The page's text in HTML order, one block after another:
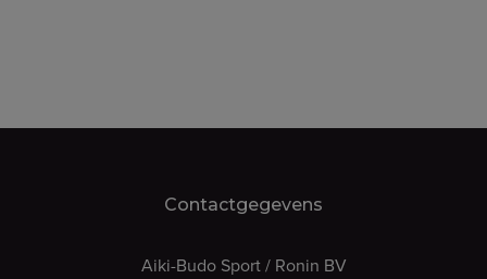
Contactgegevens
Aiki-Budo Sport / Ronin BV